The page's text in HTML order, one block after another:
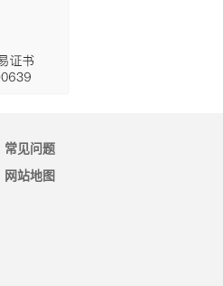
常见问题
网站地图